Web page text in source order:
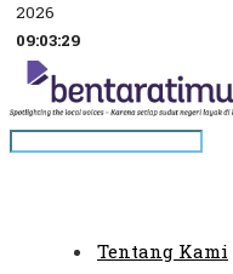
2026
09:03:29
Tentang Kami